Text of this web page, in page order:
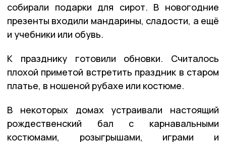
собирали подарки для сирот. В новогодние
презенты входили мандарины, сладости, а ещё
и учебники или обувь.
К празднику готовили обновки. Считалось
плохой приметой встретить праздник в старом
платье, в ношеной рубахе или костюме.
В некоторых домах устраивали настоящий
рождественский бал с карнавальными
костюмами, розыгрышами, играми и